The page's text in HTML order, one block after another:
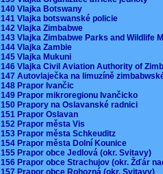
140 Vlajka Botswany
141 Vlajka botswanské policie
142 Vlajka Zimbabwe
143 Vlajka Zimbabwe Parks and Wildlife
144 Vlajka Zambie
145 Vlajka Mukuni
146 Vlajka Civil Aviation Authority of
147 Autovlaječka na limuzíně
148 Prapor Ivančic
149 Prapor mikroregionu Ivančicko
150 Prapory na Oslavanské radnici
151 Prapor Oslavan
152 Prapor města Vis
153 Prapor města Schkeuditz
154 Prapor města Dolní Kounice
155 Prapor obce Jedlová (okr. Svitavy)
156 Prapor obce Strachujov (okr. Žďár
157 Prapor obce Rohozná (okr. Svitavy)